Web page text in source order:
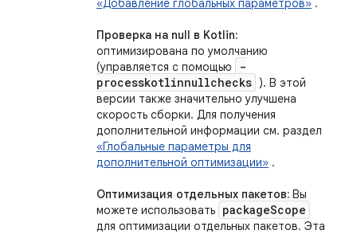
«Добавление глобальных параметров» .
Проверка на null в Kotlin:
оптимизирована по умолчанию
(управляется с помощью
-
processkotlinnullchecks ). В этой
версии также значительно улучшена
скорость сборки. Для получения
дополнительной информации см. раздел
«Глобальные параметры для
дополнительной оптимизации» .
Оптимизация отдельных пакетов: Вы
можете использовать packageScope
для оптимизации отдельных пакетов. Эта